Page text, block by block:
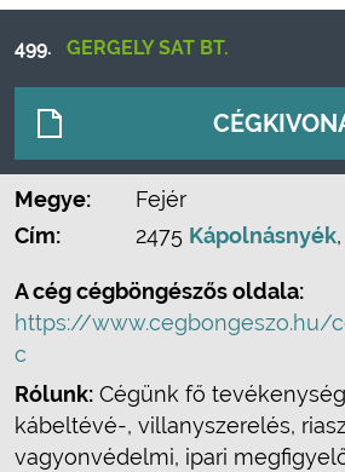
499. GERGELY SAT BT.
Megye:
Fejér
Cím:
2475 Kápolnásnyék
A cég cégböngészős oldala:
https://www.cegbongeszo.hu/
c
Rólunk: Cégünk fő
kábeltévé-, villanyszerelés,
vagyonvédelmi, ipari